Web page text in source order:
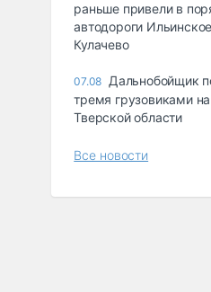
раньше привели в
автодороги
Кулачево
07.08 Дальнобойщик
тремя грузовиками
Тверской области
Все новости